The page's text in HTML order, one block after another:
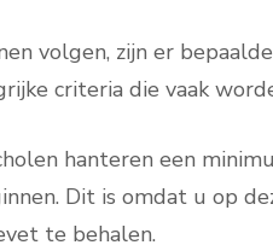
volgen, zijn er
criteria die vaak
hanteren een
Dit is omdat u op
te behalen.